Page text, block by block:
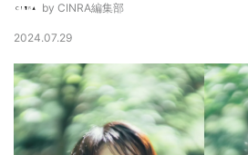
by CINRA編集部
2024.07.29